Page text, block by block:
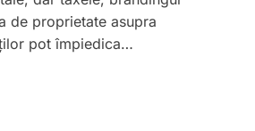
de proprietate asupra
pot împiedica…